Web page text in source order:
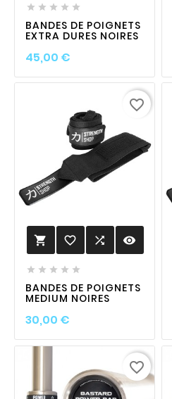
    
BANDES DE POIGNETS
EXTRA DURES NOIRES
45,00 €Prix
 favorite_border  visibility
    
BANDES DE POIGNETS
MEDIUM NOIRES
30,00 €Prix
favorite_border
favorite_border